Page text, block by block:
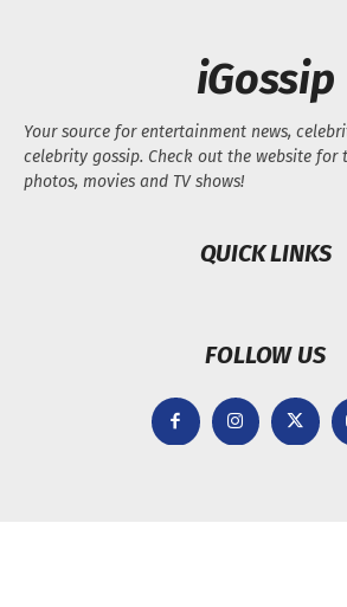
iGossip
Your source for entertainment news,
celebrity gossip. Check out the website for
photos, movies and TV shows!
QUICK LINKS
FOLLOW US